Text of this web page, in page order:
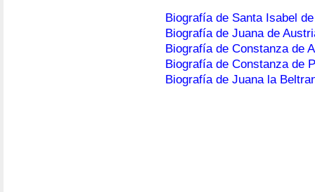
Biografía de Santa Isabel
Biografía de Juana de
Biografía de Constanza de
Biografía de Constanza de
Biografía de Juana la